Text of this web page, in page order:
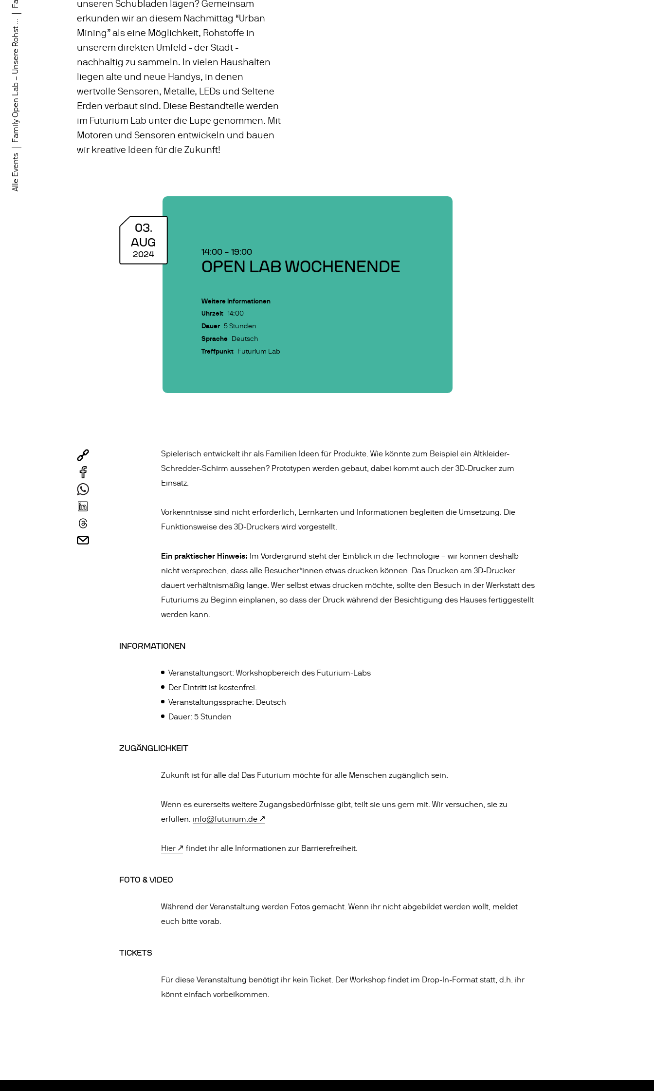
Alle Events
Family Open Lab – Unsere Rohst ...
unseren Schubladen lägen? Gemeinsam
erkunden wir an diesem Nachmittag “Urban
Mining” als eine Möglichkeit, Rohstoffe in
unserem direkten Umfeld - der Stadt -
nachhaltig zu sammeln. In vielen Haushalten
liegen alte und neue Handys, in denen
wertvolle Sensoren, Metalle, LEDs und Seltene
Erden verbaut sind. Diese Bestandteile werden
im Futurium Lab unter die Lupe genommen. Mit
Motoren und Sensoren entwickeln und bauen
wir kreative Ideen für die Zukunft!
03.
AUG
2024 14:00 –19:00
OPEN LAB WOCHENENDE
Weitere Informationen
Uhrzeit 14:00
Dauer 5 Stunden
Sprache Deutsch
Treffpunkt Futurium Lab
Spielerisch entwickelt ihr als Familien Ideen für Produkte. Wie könnte zum Beispiel ein Altkleider-
Schredder-Schirm aussehen? Prototypen werden gebaut, dabei kommt auch der 3D-Drucker zum
Einsatz.
Vorkenntnisse sind nicht erforderlich, Lernkarten und Informationen begleiten die Umsetzung. Die
Funktionsweise des 3D-Druckers wird vorgestellt.
Ein praktischer Hinweis: Im Vordergrund steht der Einblick in die Technologie – wir können deshalb
nicht versprechen, dass alle Besucher*innen etwas drucken können. Das Drucken am 3D-Drucker
dauert verhältnismäßig lange. Wer selbst etwas drucken möchte, sollte den Besuch in der Werkstatt des
Futuriums zu Beginn einplanen, so dass der Druck während der Besichtigung des Hauses fertiggestellt
werden kann.
INFORMATIONEN
Veranstaltungsort: Workshopbereich des Futurium-Labs
Der Eintritt ist kostenfrei.
Veranstaltungssprache: Deutsch
Dauer: 5 Stunden
ZUGÄNGLICHKEIT
Zukunft ist für alle da! Das Futurium möchte für alle Menschen zugänglich sein.
Wenn es eurerseits weitere Zugangsbedürfnisse gibt, teilt sie uns gern mit. Wir versuchen, sie zu
erfüllen: info@futurium.de
Hier findet ihr alle Informationen zur Barrierefreiheit.
FOTO & VIDEO
Während der Veranstaltung werden Fotos gemacht. Wenn ihr nicht abgebildet werden wollt, meldet
euch bitte vorab.
TICKETS
Für diese Veranstaltung benötigt ihr kein Ticket. Der Workshop findet im Drop-In-Format statt, d.h. ihr
könnt einfach vorbeikommen.